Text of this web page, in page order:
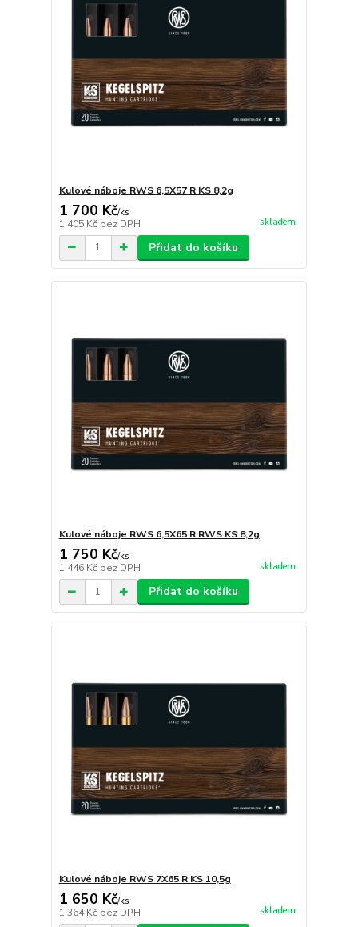
Kulové náboje RWS 6,5X57 R KS 8,2g
1 700 Kč/ks
1 405 Kč bez DPH skladem
Přidat do košíku
Kulové náboje RWS 6,5X65 R RWS KS 8,2g
1 750 Kč/ks
1 446 Kč bez DPH skladem
Přidat do košíku
Kulové náboje RWS 7X65 R KS 10,5g
1 650 Kč/ks
1 364 Kč bez DPH skladem